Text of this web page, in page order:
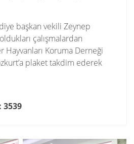
başkan vekili Zeynep
çalışmalardan
Hayvanları Koruma Derneği
plaket takdim ederek
3539